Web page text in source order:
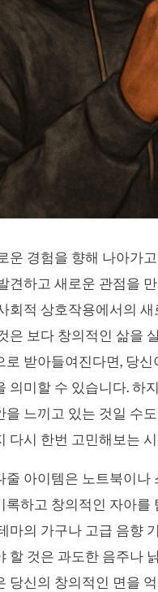
운 경험을 향해 나아가
견하고 새로운 관점을
회적 상호작용에서의
은 보다 창의적인 삶을
로 받아들여진다면, 당
의미할 수 있습니다. 하
을 느끼고 있는 것일 수
다시 한번 고민해보는
줄 아이템은 노트북이
록하고 창의적인 자아를
마의 가구나 고급 음향
할 것은 과도한 음주나
당신의 창의적인 면을